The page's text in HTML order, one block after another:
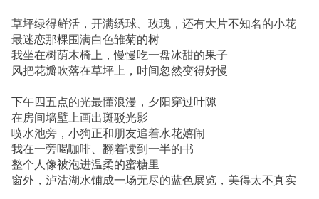
草坪绿得鲜活，开满绣球、玫瑰，还有大片不知名的小花
最迷恋那棵围满白色雏菊的树
我坐在树荫木椅上，慢慢吃一盘冰甜的果子
风把花瓣吹落在草坪上，时间忽然变得好慢
下午四五点的光最懂浪漫，夕阳穿过叶隙
在房间墙壁上画出斑驳光影
喷水池旁，小狗正和朋友追着水花嬉闹
我在一旁喝咖啡、翻着读到一半的书
整个人像被泡进温柔的蜜糖里
窗外，泸沽湖水铺成一场无尽的蓝色展览，美得太不真实